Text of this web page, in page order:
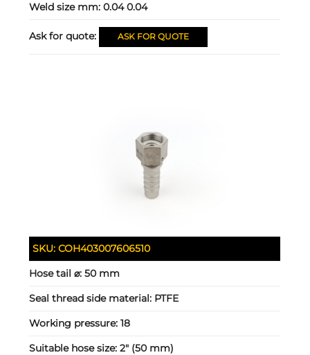
Weld size mm:0.04 0.04
Ask for quote: ASK FOR QUOTE
SKU:COH403007606510
Hose tail ⌀:50 mm
Seal thread side material: PTFE
Working pressure:18
Suitable hose size:2" (50 mm)